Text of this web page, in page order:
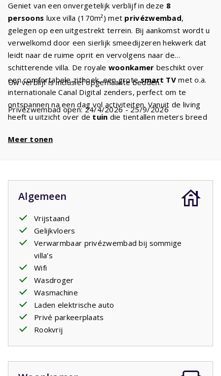
Geniet van een onvergetelijk verblijf in deze 8
persoons luxe villa (170m²) met privézwembad,
gelegen op een uitgestrekt terrein. Bij aankomst wordt u
verwelkomd door een sierlijk smeedijzeren hekwerk dat
leidt naar de ruime oprit en vervolgens naar de
schitterende villa. De royale woonkamer beschikt over
een comfortabele zithoek, een grotesmart TV met o.a.
internationale Canal Digital zenders, perfect om te
ontspannen na een dag vol activiteiten. Vanuit de living
heeft u uitzicht over de tuin die tientallen meters breed
beschikt over
keramische kookplaat, vaatwasser, combimagnetron,
waterkoker en een koelkast met diepvries. Daarnaast is
er een filter,
-apparaat,
zodat u kunt genieten van uw favoriete koffie. De keuken
heeft voldoende werkruimte en keukengerei om heerlijke
maaltijden te bereiden. Vanuit de keuken hebt u
gemakkelijk toegang tot de eetruimte en het terras,
ideaal voor gezellige diners. De villa beschikt over
slaapkamers, elk uitgerust met twee comfortabele
boxspringbedden voor een goede nachtrust. Er zijn
badkamers: een met bad, douche, wastafel en toilet; een
met douche en ruime wastafel; en een derde met douche
en wastafel. De laundry is uitgerust met
om te ontspannen en te genieten van de
Uw verblijf is inclusief opgemaakte bedden.
Privézwembad open: 24/4/2026 - 25/9/2026
Meer tonen
Algemeen
Vrijstaand
Gelijkvloers
Verwarmbaar privézwembad bij sommige
villa’s
Wifi
Wasdroger
Wasmachine
Laden elektrische auto
Privé parkeerplaats
Rookvrij